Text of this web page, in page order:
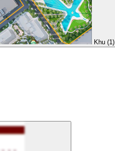
Khu (1)